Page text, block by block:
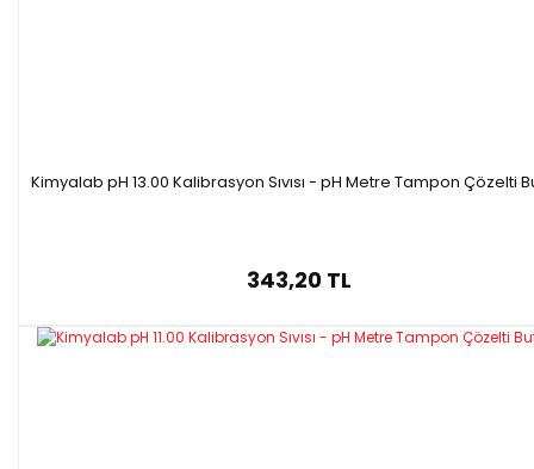
Kimyalab pH 13.00 Kalibrasyon Sıvısı - pH Metre Tampon Çözelti
343,20 TL